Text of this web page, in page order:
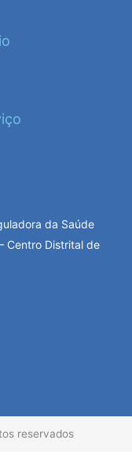
da Saúde
Centro Distrital de
reservados